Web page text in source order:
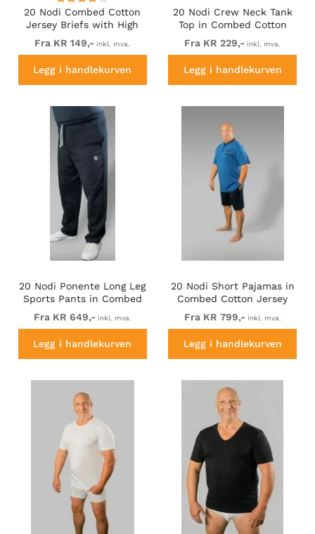
20 Nodi Combed Cotton
Jersey Briefs with High
Side Cut and Side
Opening White
Fra KR 149,- inkl. mva.
Legg i handlekurven
20 Nodi Crew Neck Tank
Top in Combed Cotton
Jersey White
Fra KR 229,- inkl. mva.
Legg i handlekurven
20 Nodi Ponente Long Leg
Sports Pants in Combed
Fleece Cotton Navy
Fra KR 649,- inkl. mva.
Legg i handlekurven
20 Nodi Short Pajamas in
Combed Cotton Jersey
Blue/Black
Fra KR 799,- inkl. mva.
Legg i handlekurven